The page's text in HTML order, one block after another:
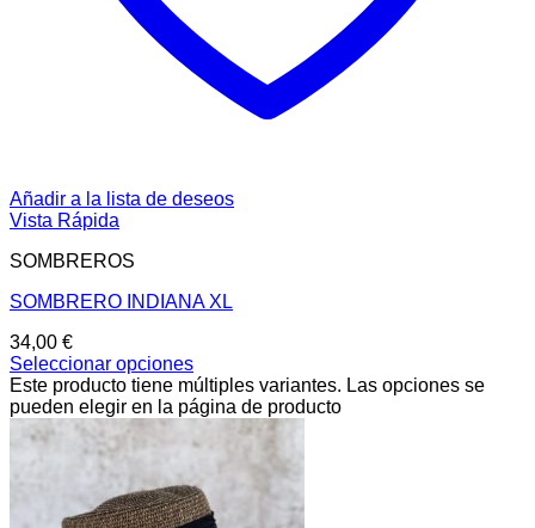
Añadir a la lista de deseos
Vista Rápida
SOMBREROS
SOMBRERO INDIANA XL
34,00 €
Seleccionar opciones
Este producto tiene múltiples variantes. Las opciones se
pueden elegir en la página de producto